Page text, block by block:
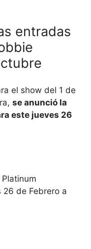
entradas
el show del 1 de
se anunció la
este jueves 26
26 de Febrero a